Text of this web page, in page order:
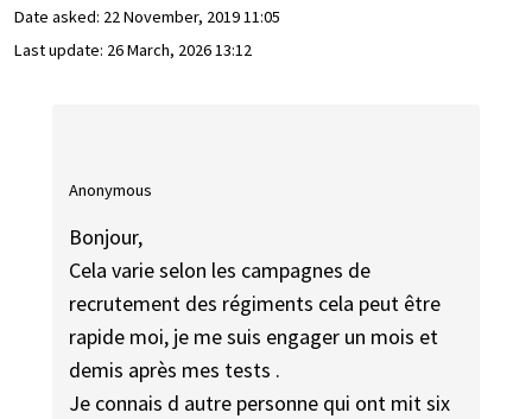
Date asked: 22 November, 2019 11:05
Last update: 26 March, 2026 13:12
Anonymous
Bonjour,
Cela varie selon les campagnes de
recrutement des régiments cela peut être
rapide moi, je me suis engager un mois et
demis après mes tests .
Je connais d autre personne qui ont mit six